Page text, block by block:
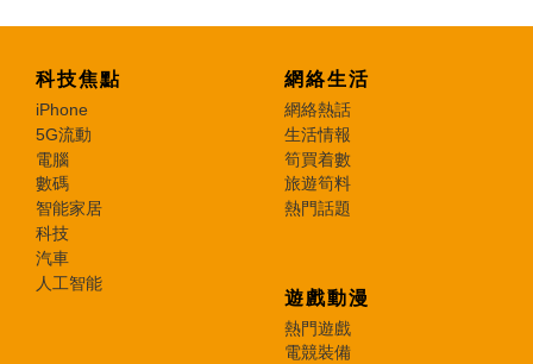
科技焦點
iPhone
5G流動
電腦
數碼
智能家居
科技
汽車
人工智能
網絡生活
網絡熱話
生活情報
筍買着數
旅遊筍料
熱門話題
遊戲動漫
熱門遊戲
電競裝備